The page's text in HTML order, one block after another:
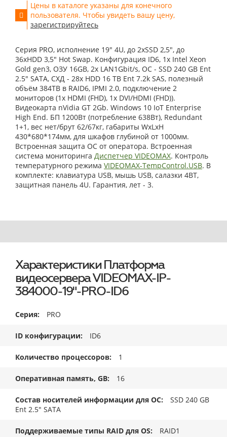
Цены в каталоге указаны для конечного
пользователя. Чтобы увидеть вашу цену,
зарегистрируйтесь
Серия PRO, исполнение 19" 4U, до 2xSSD 2,5", до
36xHDD 3,5" Hot Swap. Конфигурация ID6, 1x Intel Xeon
Gold gen3, ОЗУ 16GB, 2x LAN1Gbit/s, OС - SSD 240 GB Ent
2.5" SATA, СХД - 28x HDD 16 TB Ent 7.2k SAS, полезный
объём 384TB в RAID6, IPMI 2.0, подключение 2
мониторов (1x HDMI (FHD), 1x DVI/HDMI (FHD)).
Видеокарта nVidia GT 2Gb. Windows 10 IoT Enterprise
High End. БП 1200Вт (потребление 638Вт), Redundant
1+1, вес нет/брут 62/67кг, габариты WxLxH
430*680*174мм, для шкафов глубиной от 1000мм.
Встроенная защита ОС от оператора. Встроенная
система мониторинга Диспетчер VIDEOMAX. Контроль
температурного режима VIDEOMAX-TempControl.USB. В
комплекте: клавиатура USB, мышь USB, салазки 4BT,
защитная панель 4U. Гарантия, лет - 3.
Характеристики Платформа
видеосервера VIDEOMAX-IP-
384000-19"-PRO-ID6
Серия PRO
ID конфигурации ID6
Количество процессоров 1
Оперативная память, GB 16
Состав носителей информации для ОС
SSD 240 GB
Ent 2.5" SATA
Поддерживаемые типы RAID для OS RAID1